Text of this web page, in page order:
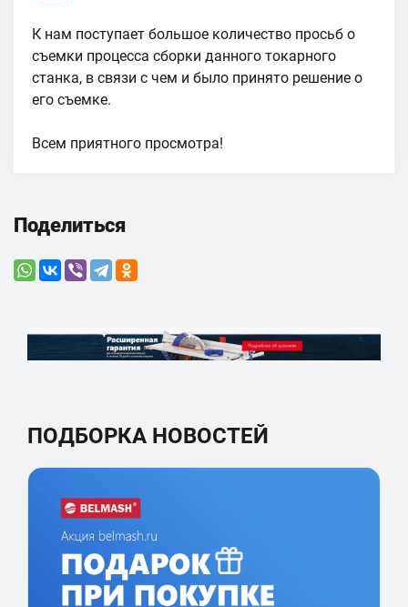
К нам поступает большое количество просьб о
съемки процесса сборки данного токарного
станка, в связи с чем и было принято решение о
его съемке.
Всем приятного просмотра!
Поделиться
ПОДБОРКА НОВОСТЕЙ